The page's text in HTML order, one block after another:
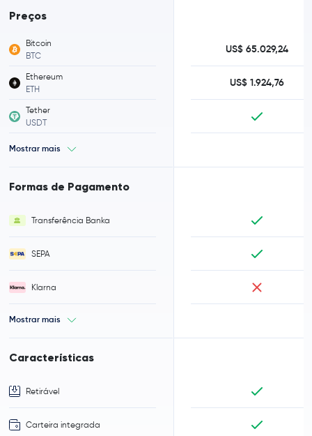
Preços
Bitcoin
BTC
Ethereum
ETH
Tether
USDT
Mostrar mais
Formas de Pagamento
Transferência Banka
SEPA
Klarna
Mostrar mais
Características
Retirável
Carteira integrada
US$ 65.029,24
US$ 1.924,76